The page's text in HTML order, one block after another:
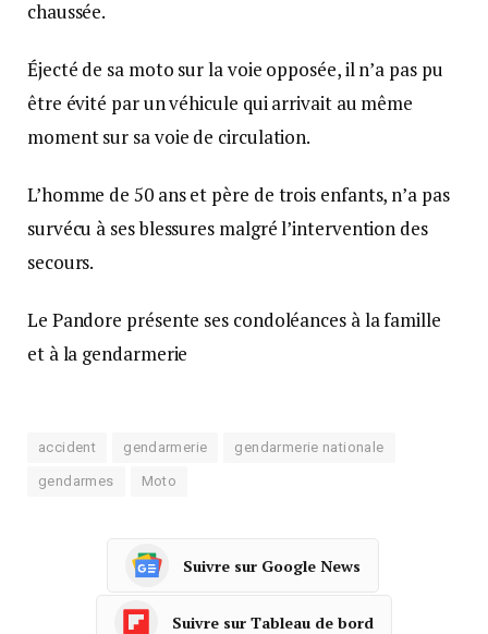
chaussée.
Éjecté de sa moto sur la voie opposée, il n’a pas pu
être évité par un véhicule qui arrivait au même
moment sur sa voie de circulation.
L’homme de 50 ans et père de trois enfants, n’a pas
survécu à ses blessures malgré l’intervention des
secours.
Le Pandore présente ses condoléances à la famille
et à la gendarmerie
accident gendarmerie gendarmerie nationale
gendarmes Moto
Suivre sur Google News
Suivre sur Tableau de bord